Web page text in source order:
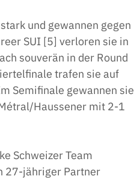
und gewannen gegen
SUI [5] verloren sie in
souverän in der Round
trafen sie auf
Semifinale gewannen sie
Haussener mit 2-1
Schweizer Team
27-jähriger Partner